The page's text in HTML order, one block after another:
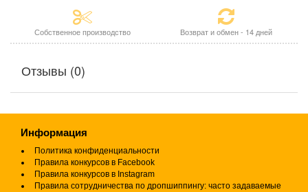
Собственное производство Возврат и обмен - 14 дней
Отзывы (0)
Информация
Политика конфиденциальности
Правила конкурсов в Facebook
Правила конкурсов в Instagram
Правила сотрудничества по дропшиппингу: часто задаваемые